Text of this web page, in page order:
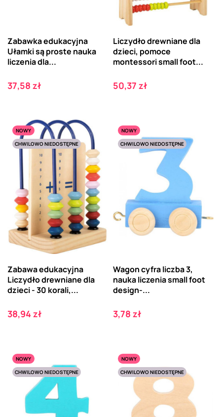
Zabawka edukacyjna
Ułamki są proste nauka
liczenia dla...
Cena
37,58 zł
Liczydło drewniane dla
dzieci, pomoce
montessori small foot...
Cena
50,37 zł
NOWY
CHWILOWO NIEDOSTĘPNE
Zabawa edukacyjna
Liczydło drewniane dla
dzieci - 30 korali,...
Cena
38,94 zł
NOWY
CHWILOWO NIEDOSTĘPNE
Wagon cyfra liczba 3,
nauka liczenia small foot
design-...
Cena
3,78 zł
NOWY
CHWILOWO NIEDOSTĘPNE
NOWY
CHWILOWO NIEDOSTĘPNE